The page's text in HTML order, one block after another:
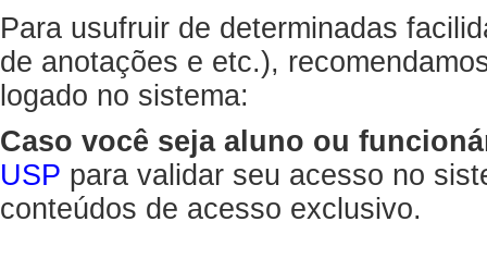
Para usufruir de determinadas
de anotações e etc.),
logado no sistema:
Caso você seja aluno ou
USP para validar seu acesso no
conteúdos de acesso exclusivo.